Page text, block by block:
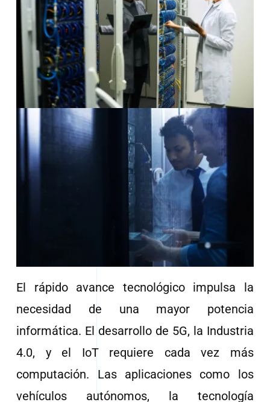
El rápido avance tecnológico impulsa la
necesidad de una mayor potencia
informática. El desarrollo de 5G, la Industria
4.0, y el IoT requiere cada vez más
computación. Las aplicaciones como los
vehículos autónomos, la tecnología